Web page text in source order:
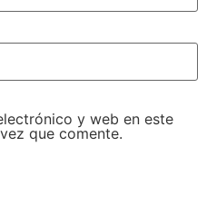
y web en este
que comente.